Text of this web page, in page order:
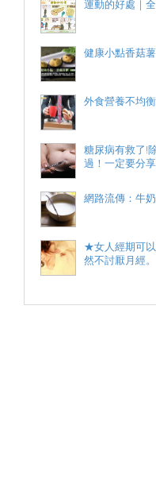
運動的好處｜
健康小點香菇
外食營養不均
糖尿病有救了!
過！一定要分
網路流傳：牛
★女人經期可
然不討厭月經。